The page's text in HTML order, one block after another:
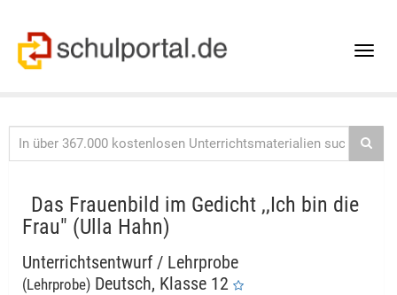
Toggle
Das Frauenbild im Gedicht ,,Ich bin die
Frau" (Ulla Hahn)
Unterrichtsentwurf / Lehrprobe
(Lehrprobe) Deutsch, Klasse 12